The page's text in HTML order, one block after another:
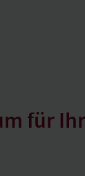
für